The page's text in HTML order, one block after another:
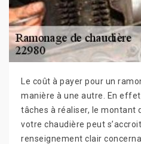
Le coût à payer pour un
manière à une autre. En
tâches à réaliser, le montant
votre chaudière peut
renseignement clair